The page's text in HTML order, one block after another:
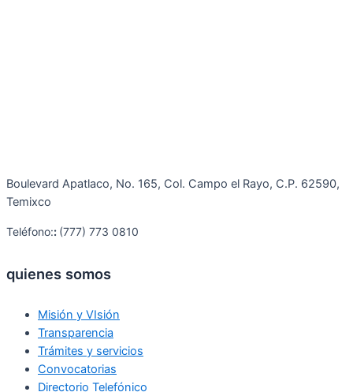
Boulevard Apatlaco, No. 165, Col. Campo el Rayo, C.P. 62590,
Temixco
Teléfono:: (777) 773 0810
quienes somos
Misión y VIsión
Transparencia
Trámites y servicios
Convocatorias
Directorio Telefónico